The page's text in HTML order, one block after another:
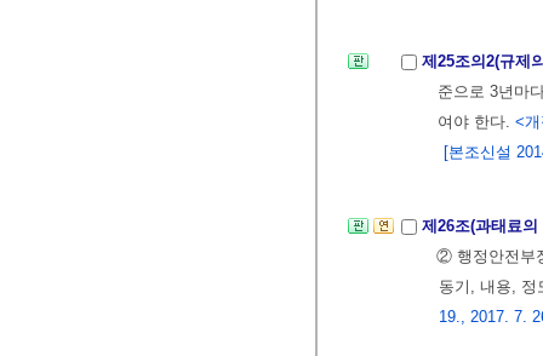
제25조의2(규제
준으로 3년마
여야 한다. <
[본조신설
제26조(과태료
② 행정안전부
동기, 내용,
19., 2017. 7.